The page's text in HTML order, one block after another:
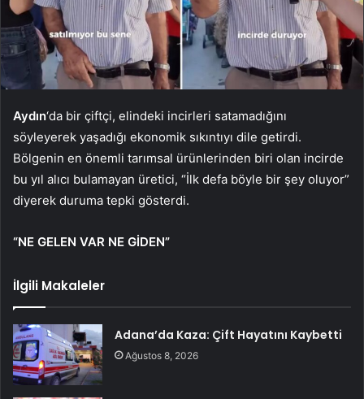
Aydın‘da bir çiftçi, elindeki incirleri satamadığını
söyleyerek yaşadığı ekonomik sıkıntıyı dile getirdi.
Bölgenin en önemli tarımsal ürünlerinden biri olan incirde
bu yıl alıcı bulamayan üretici, “İlk defa böyle bir şey oluyor”
diyerek duruma tepki gösterdi.
“NE GELEN VAR NE GİDEN”
İlgili Makaleler
Adana’da Kaza: Çift Hayatını Kaybetti
Ağustos 8, 2026